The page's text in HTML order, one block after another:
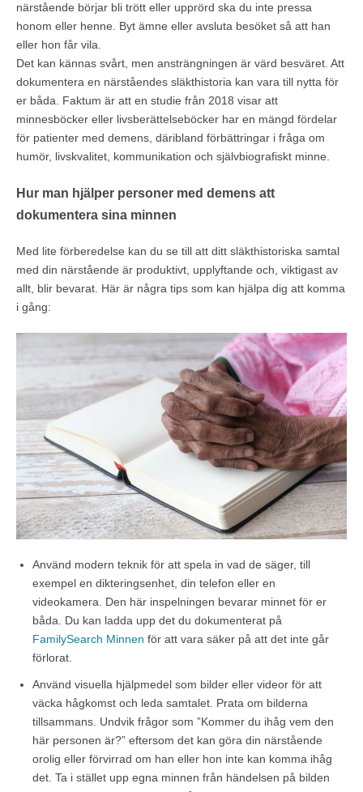
närstående börjar bli trött eller upprörd ska du inte pressa
honom eller henne. Byt ämne eller avsluta besöket så att han
eller hon får vila.
Det kan kännas svårt, men ansträngningen är värd besväret. Att
dokumentera en närståendes släkthistoria kan vara till nytta för
er båda. Faktum är att en studie från 2018 visar att
minnesböcker eller livsberättelseböcker har en mängd fördelar
för patienter med demens, däribland förbättringar i fråga om
humör, livskvalitet, kommunikation och självbiografiskt minne.
Hur man hjälper personer med demens att
dokumentera sina minnen
Med lite förberedelse kan du se till att ditt släkthistoriska samtal
med din närstående är produktivt, upplyftande och, viktigast av
allt, blir bevarat. Här är några tips som kan hjälpa dig att komma
i gång:
Använd modern teknik för att spela in vad de säger, till
exempel en dikteringsenhet, din telefon eller en
videokamera. Den här inspelningen bevarar minnet för er
båda. Du kan ladda upp det du dokumenterat på
FamilySearch Minnen för att vara säker på att det inte går
förlorat.
Använd visuella hjälpmedel som bilder eller videor för att
väcka hågkomst och leda samtalet. Prata om bilderna
tillsammans. Undvik frågor som ”Kommer du ihåg vem den
här personen är?” eftersom det kan göra din närstående
orolig eller förvirrad om han eller hon inte kan komma ihåg
det. Ta i stället upp egna minnen från händelsen på bilden